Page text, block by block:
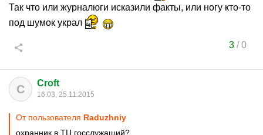
Так что или журналюги исказили факты, или ногу кто-то
под шумок украл
3/0
C Croft
16:03, 25.11.2015
От пользователя Raduzhniy
охранник в ТЦ госслужащий?